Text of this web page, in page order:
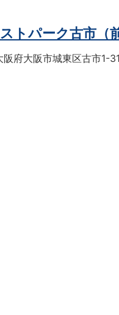
トパーク古市（
阪府大阪市城東区古市1-